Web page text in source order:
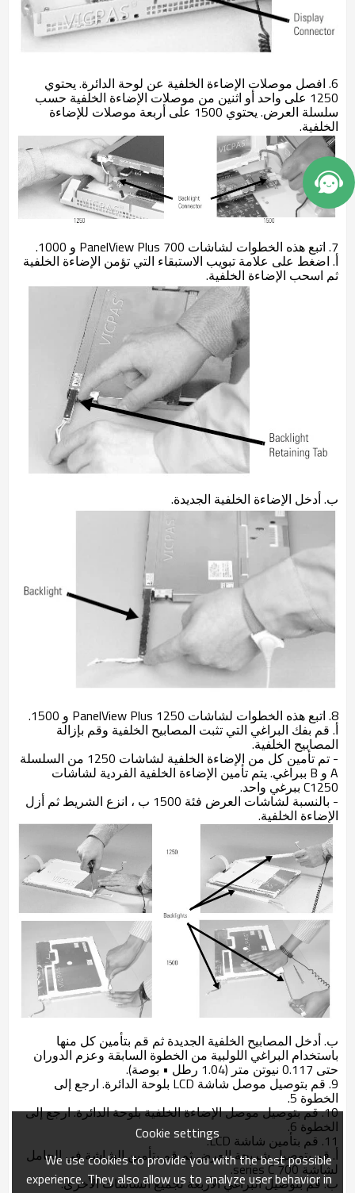
6. افصل موصلات الإضاءة الخلفية عن لوحة الدائرة. يحتوي
1250 على واحد أو اثنين من موصلات الإضاءة الخلفية حسب
سلسلة العرض. يحتوي 1500 على أربعة موصلات للإضاءة
الخلفية.
7. اتبع هذه الخطوات لشاشات PanelView Plus 700 و 1000.
أ. اضغط على علامة تبويب الاستبقاء التي تؤمن الإضاءة الخلفية
ثم اسحب الإضاءة الخلفية.
ب. أدخل الإضاءة الخلفية الجديدة.
8. اتبع هذه الخطوات لشاشات PanelView Plus 1250 و 1500.
أ. قم بفك البراغي التي تثبت المصابيح الخلفية وقم بإزالة
المصابيح الخلفية.
- تم تأمين كل من الإضاءة الخلفية لشاشات 1250 من السلسلة
A و B ببراغي. يتم تأمين الإضاءة الخلفية الفردية لشاشات
C1250 ببرغي واحد.
- بالنسبة لشاشات العرض فئة 1500 ب ، انزع الشريط ثم أزل
الإضاءة الخلفية.
ب. أدخل المصابيح الخلفية الجديدة ثم قم بتأمين كل منها
باستخدام البراغي اللولبية من الخطوة السابقة وعزم الدوران
حتى 0.117 نيوتن متر (1.04 رطل • بوصة).
9. قم بتوصيل موصل شاشة LCD بلوحة الدائرة. ارجع إلى
الخطوة 5.
10. قم بتوصيل موصل الإضاءة الخلفية بلوحة الدائرة. ارجع إلى
الخطوة 6.
11. قم بتأمين شاشة LCD.
أ. قم بتوصيل شريحة العرض ثم قم بتأمين الشاشة في الحامل
لشاشة 700 series C.
ب. قم بتوصيل البراغي الأربعة لجميع الشاشات الأخرى.
Cookie settings
We use cookies to provide you with the best possible
experience. They also allow us to analyze user behavior in